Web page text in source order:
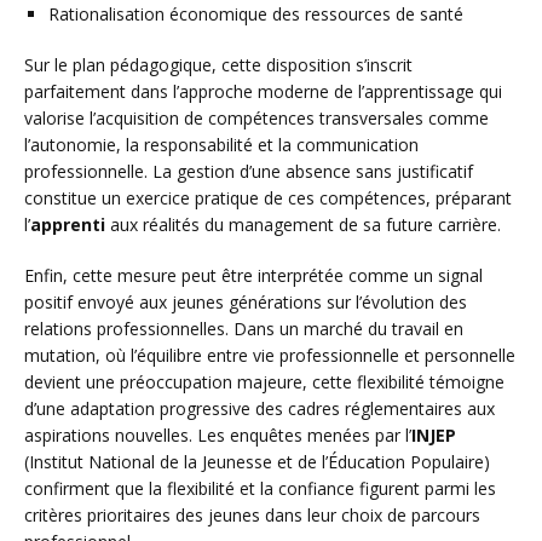
Rationalisation économique des ressources de santé
Sur le plan pédagogique, cette disposition s’inscrit
parfaitement dans l’approche moderne de l’apprentissage qui
valorise l’acquisition de compétences transversales comme
l’autonomie, la responsabilité et la communication
professionnelle. La gestion d’une absence sans justificatif
constitue un exercice pratique de ces compétences, préparant
l’apprenti aux réalités du management de sa future carrière.
Enfin, cette mesure peut être interprétée comme un signal
positif envoyé aux jeunes générations sur l’évolution des
relations professionnelles. Dans un marché du travail en
mutation, où l’équilibre entre vie professionnelle et personnelle
devient une préoccupation majeure, cette flexibilité témoigne
d’une adaptation progressive des cadres réglementaires aux
aspirations nouvelles. Les enquêtes menées par l’INJEP
(Institut National de la Jeunesse et de l’Éducation Populaire)
confirment que la flexibilité et la confiance figurent parmi les
critères prioritaires des jeunes dans leur choix de parcours